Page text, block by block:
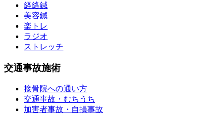
経絡鍼
美容鍼
楽トレ
ラジオ
ストレッチ
交通事故施術
接骨院への通い方
交通事故・むちうち
加害者事故・自損事故